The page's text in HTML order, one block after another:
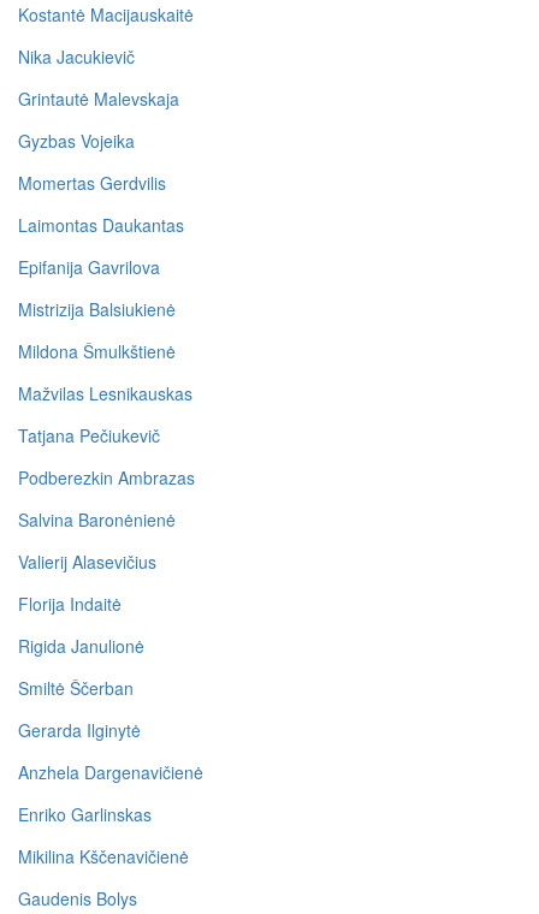
Kostantė Macijauskaitė
Nika Jacukievič
Grintautė Malevskaja
Gyzbas Vojeika
Momertas Gerdvilis
Laimontas Daukantas
Epifanija Gavrilova
Mistrizija Balsiukienė
Mildona Šmulkštienė
Mažvilas Lesnikauskas
Tatjana Pečiukevič
Podberezkin Ambrazas
Salvina Baronėnienė
Valierij Alasevičius
Florija Indaitė
Rigida Janulionė
Smiltė Ščerban
Gerarda Ilginytė
Anzhela Dargenavičienė
Enriko Garlinskas
Mikilina Kščenavičienė
Gaudenis Bolys